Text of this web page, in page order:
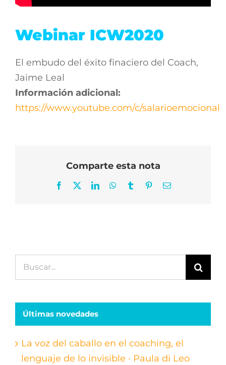
Webinar ICW2020
El embudo del éxito finaciero del Coach,
Jaime Leal
Información adicional:
https://www.youtube.com/c/salarioemocional
Comparte esta nota
Facebook LinkedInWhatsApp
Tumblr PinterestCorreo
Buscar:
Últimas novedades
La voz del caballo en el coaching, el
lenguaje de lo invisible · Paula di Leo